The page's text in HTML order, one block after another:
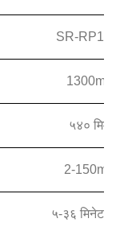
SR-
1300mm
५४० मिमी
2-150mm
५-३६ मिनेट/